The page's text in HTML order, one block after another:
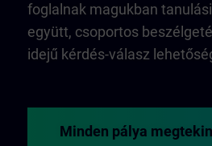
foglalnak magukban
együtt, csoportos
idejű kérdés-válasz
Minden pálya